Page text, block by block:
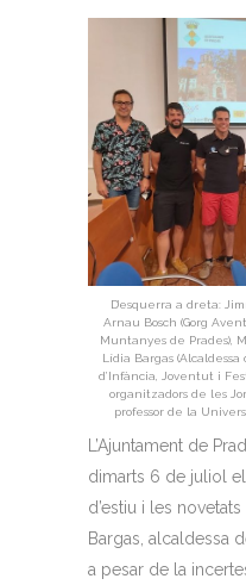
D’esquerra a dreta:
Arnau Bosch (Gorg
Muntanyes de Prades),
Lídia Bargas (Alcaldessa
d’Infància, Joventut i
organitzadors de les
professor de la
L’Ajuntament de
dimarts 6 de juliol el
d’estiu i les
Bargas, alcaldessa
a pesar de la